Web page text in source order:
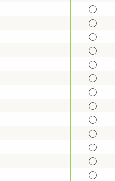
◯
◯
◯
◯
◯
◯
◯
◯
◯
◯
◯
◯
◯